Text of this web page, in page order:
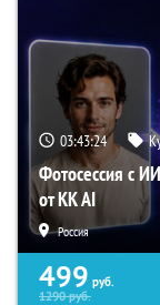
03:43:23
Фотосессия с
от KK AI
Россия
499 руб.
1290руб.